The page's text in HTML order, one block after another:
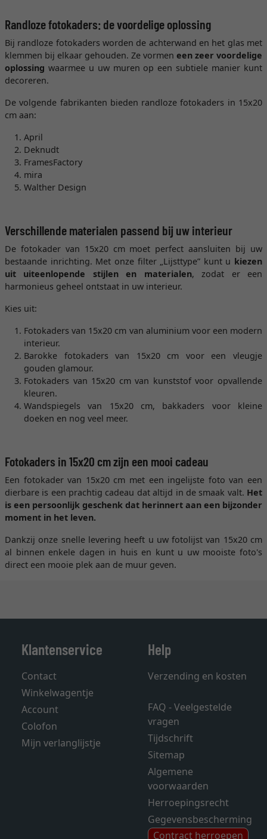
Randloze fotokaders: de voordelige oplossing
Bij randloze fotokaders worden de achterwand en het glas met
klemmen bij elkaar gehouden. Ze vormen een zeer voordelige
oplossing waarmee u uw muren op een subtiele manier kunt
decoreren.
De volgende fabrikanten bieden randloze fotokaders in 15x20
cm aan:
April
Deknudt
FramesFactory
mira
Walther Design
Verschillende materialen passend bij uw interieur
De fotokader van 15x20 cm moet perfect aansluiten bij uw
bestaande inrichting. Met onze filter „Lijsttype” kunt u kiezen
uit uiteenlopende stijlen en materialen, zodat er een
harmonieus geheel ontstaat in uw interieur.
Kies uit:
Fotokaders van 15x20 cm van aluminium voor een modern
interieur.
Barokke fotokaders van 15x20 cm voor een vleugje
gouden glamour.
Fotokaders van 15x20 cm van kunststof voor opvallende
kleuren.
Wandspiegels van 15x20 cm, bakkaders voor kleine
doeken en nog veel meer.
Fotokaders in 15x20 cm zijn een mooi cadeau
Een fotokader van 15x20 cm met een ingelijste foto van een
dierbare is een prachtig cadeau dat altijd in de smaak valt. Het
is een persoonlijk geschenk dat herinnert aan een bijzonder
moment in het leven.
Dankzij onze snelle levering heeft u uw fotolijst van 15x20 cm
al binnen enkele dagen in huis en kunt u uw mooiste foto's
direct een mooie plek aan de muur geven.
Klantenservice
Contact
Winkelwagentje
Account
Colofon
Mijn verlanglijstje
Help
Verzending en kosten
FAQ - Veelgestelde
vragen
Tijdschrift
Sitemap
Algemene
voorwaarden
Herroepingsrecht
Gegevensbescherming
Contract herroepen